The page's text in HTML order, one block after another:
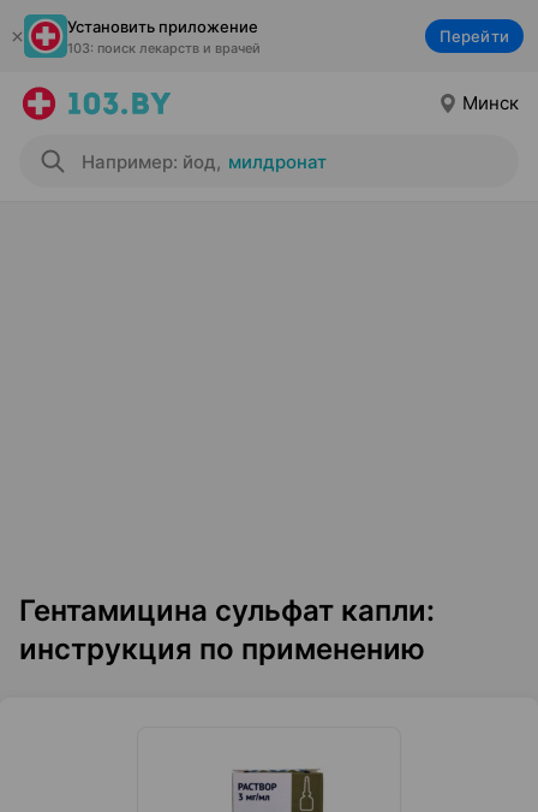
Установить приложение
103: поиск лекарств и врачей
Перейти
Минск
Например: йод, милдронат
Гентамицина сульфат капли:
инструкция по применению